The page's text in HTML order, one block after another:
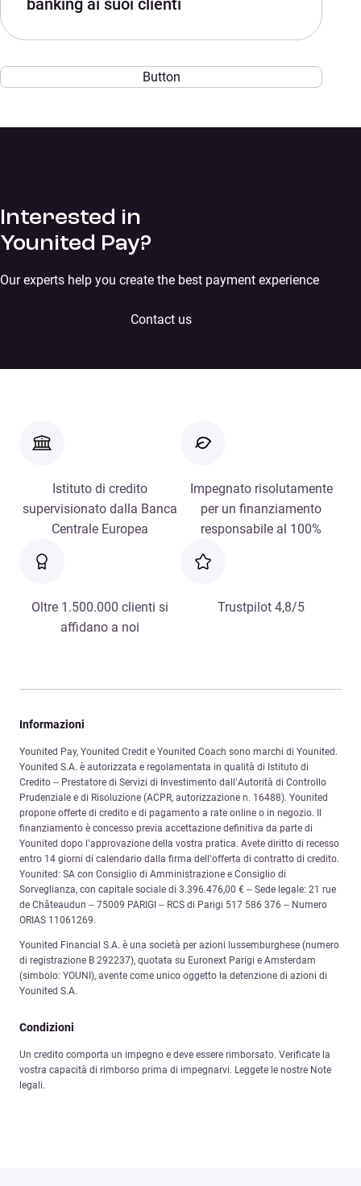
Button
Interested in
Younited Pay?
Our experts help you create the best payment experience
Contact us
Istituto di credito
supervisionato dalla Banca
Centrale Europea
Impegnato risolutamente
per un finanziamento
responsabile al 100%
Oltre 1.500.000 clienti si
affidano a noi
Trustpilot 4,8/5
Informazioni
Younited Pay, Younited Credit e Younited Coach sono marchi di Younited.
Younited S.A. è autorizzata e regolamentata in qualità di Istituto di
Credito – Prestatore di Servizi di Investimento dall’Autorità di Controllo
Prudenziale e di Risoluzione (ACPR, autorizzazione n. 16488). Younited
propone offerte di credito e di pagamento a rate online o in negozio. Il
finanziamento è concesso previa accettazione definitiva da parte di
Younited dopo l’approvazione della vostra pratica. Avete diritto di recesso
entro 14 giorni di calendario dalla firma dell’offerta di contratto di credito.
Younited: SA con Consiglio di Amministrazione e Consiglio di
Sorveglianza, con capitale sociale di 3.396.476,00 € – Sede legale: 21 rue
de Châteaudun – 75009 PARIGI – RCS di Parigi 517 586 376 – Numero
ORIAS 11061269.
Younited Financial S.A. è una società per azioni lussemburghese (numero
di registrazione B 292237), quotata su Euronext Parigi e Amsterdam
(simbolo: YOUNI), avente come unico oggetto la detenzione di azioni di
Younited S.A.
Condizioni
Un credito comporta un impegno e deve essere rimborsato. Verificate la
vostra capacità di rimborso prima di impegnarvi. Leggete le nostre Note
legali.